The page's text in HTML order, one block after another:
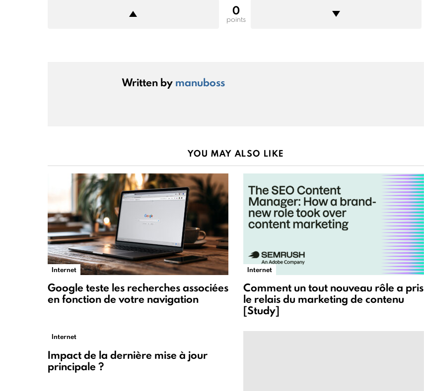
0
points
Written by manuboss
YOU MAY ALSO LIKE
Internet
Google teste les recherches associées
en fonction de votre navigation
Internet
Comment un tout nouveau rôle a pris
le relais du marketing de contenu
[Study]
Internet
Impact de la dernière mise à jour
principale ?